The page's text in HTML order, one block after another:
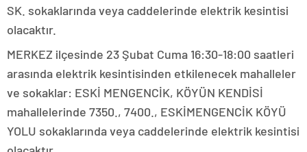
SK. sokaklarında veya caddelerinde elektrik kesintisi
olacaktır.
MERKEZ ilçesinde 23 Şubat Cuma 16:30-18:00 saatleri
arasında elektrik kesintisinden etkilenecek mahalleler
ve sokaklar: ESKİ MENGENCİK, KÖYÜN KENDİSİ
mahallelerinde 7350., 7400., ESKİMENGENCİK KÖYÜ
YOLU sokaklarında veya caddelerinde elektrik kesintisi